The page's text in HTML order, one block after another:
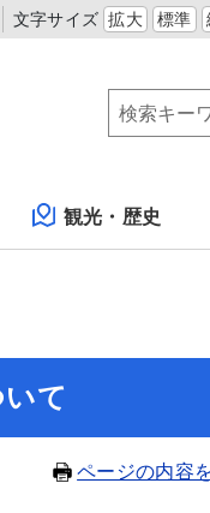
文字サイズ 拡大 標準
観光・歴史
て
ページの内容